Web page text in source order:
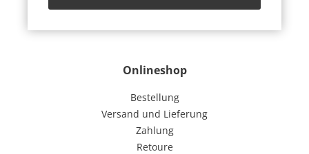
Onlineshop
Bestellung
Versand und Lieferung
Zahlung
Retoure